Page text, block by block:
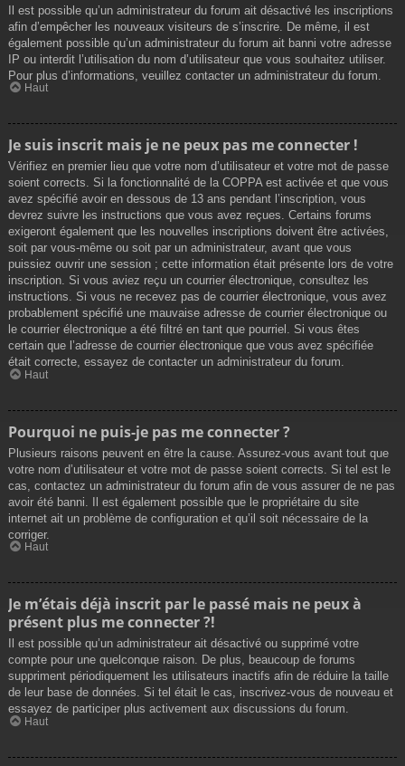
Il est possible qu’un administrateur du forum ait désactivé les inscriptions
afin d’empêcher les nouveaux visiteurs de s’inscrire. De même, il est
également possible qu’un administrateur du forum ait banni votre adresse
IP ou interdit l’utilisation du nom d’utilisateur que vous souhaitez utiliser.
Pour plus d’informations, veuillez contacter un administrateur du forum.
Haut
Je suis inscrit mais je ne peux pas me connecter !
Vérifiez en premier lieu que votre nom d’utilisateur et votre mot de passe
soient corrects. Si la fonctionnalité de la COPPA est activée et que vous
avez spécifié avoir en dessous de 13 ans pendant l’inscription, vous
devrez suivre les instructions que vous avez reçues. Certains forums
exigeront également que les nouvelles inscriptions doivent être activées,
soit par vous-même ou soit par un administrateur, avant que vous
puissiez ouvrir une session ; cette information était présente lors de votre
inscription. Si vous aviez reçu un courrier électronique, consultez les
instructions. Si vous ne recevez pas de courrier électronique, vous avez
probablement spécifié une mauvaise adresse de courrier électronique ou
le courrier électronique a été filtré en tant que pourriel. Si vous êtes
certain que l’adresse de courrier électronique que vous avez spécifiée
était correcte, essayez de contacter un administrateur du forum.
Haut
Pourquoi ne puis-je pas me connecter ?
Plusieurs raisons peuvent en être la cause. Assurez-vous avant tout que
votre nom d’utilisateur et votre mot de passe soient corrects. Si tel est le
cas, contactez un administrateur du forum afin de vous assurer de ne pas
avoir été banni. Il est également possible que le propriétaire du site
internet ait un problème de configuration et qu’il soit nécessaire de la
corriger.
Haut
Je m’étais déjà inscrit par le passé mais ne peux à
présent plus me connecter ?!
Il est possible qu’un administrateur ait désactivé ou supprimé votre
compte pour une quelconque raison. De plus, beaucoup de forums
suppriment périodiquement les utilisateurs inactifs afin de réduire la taille
de leur base de données. Si tel était le cas, inscrivez-vous de nouveau et
essayez de participer plus activement aux discussions du forum.
Haut